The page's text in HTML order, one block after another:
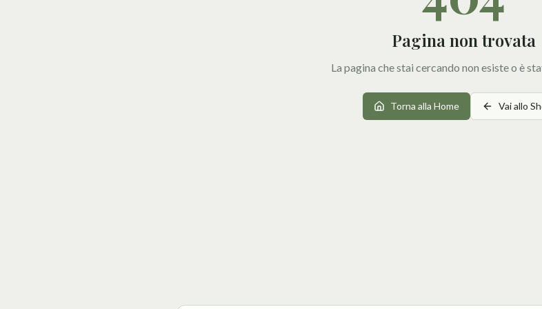
Pagina non trovata
La pagina che stai cercando non esiste o è
Torna alla Home Vai allo